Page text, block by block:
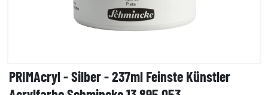
PRIMAcryl - Silber - 237ml Feinste Künstler